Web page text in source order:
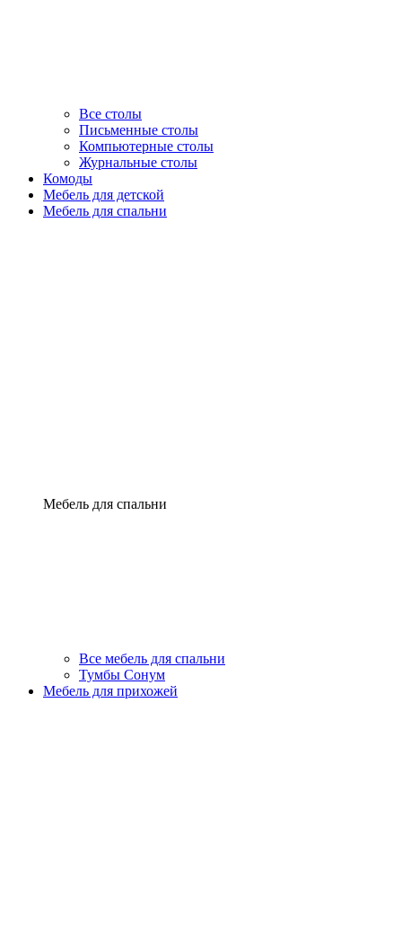
Все столы
Письменные столы
Компьютерные столы
Журнальные столы
Комоды
Мебель для детской
Мебель для спальни
Мебель для спальни
Все мебель для спальни
Тумбы Сонум
Мебель для прихожей